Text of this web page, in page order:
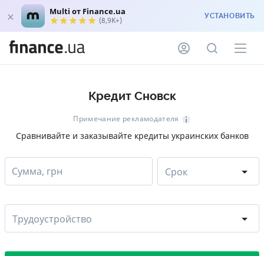
Multi от Finance.ua
(8,9K+) УСТАНОВИТЬ
Кредит Сновск
Примечание рекламодателя
Сравнивайте и заказывайте кредиты украинских банков
Сумма, грн Срок
Трудоустройство